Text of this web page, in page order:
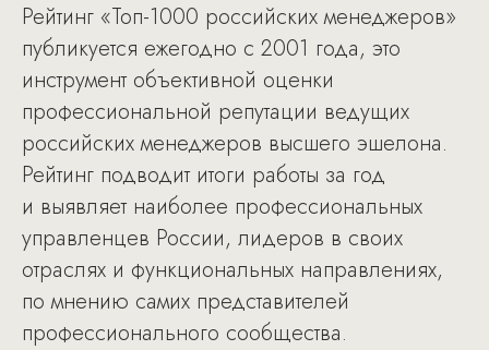
Рейтинг «Топ-1000 российских менеджеров»
публикуется ежегодно с 2001 года, это
инструмент объективной оценки
профессиональной репутации ведущих
российских менеджеров высшего эшелона.
Рейтинг подводит итоги работы за год
и выявляет наиболее профессиональных
управленцев России, лидеров в своих
отраслях и функциональных направлениях,
по мнению самих представителей
профессионального сообщества.